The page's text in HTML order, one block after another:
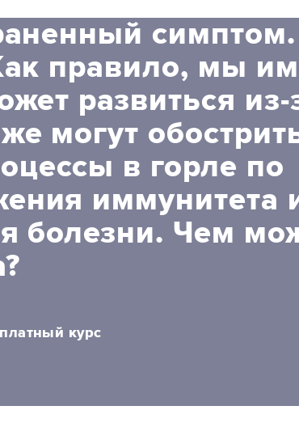
правило, мы
развиться из-
могут
в горле по
иммунитета
болезни. Чем
курс